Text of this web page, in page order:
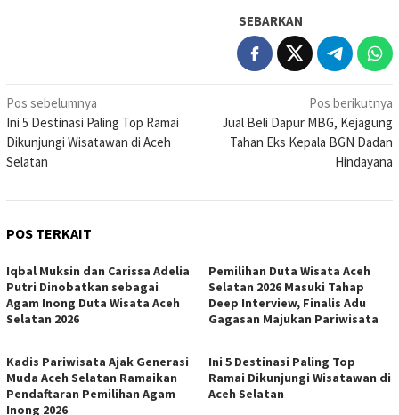
SEBARKAN
Navigasi
pos
Pos sebelumnya
Ini 5 Destinasi Paling Top Ramai
Dikunjungi Wisatawan di Aceh
Selatan
Pos berikutnya
Jual Beli Dapur MBG, Kejagung
Tahan Eks Kepala BGN Dadan
Hindayana
POS TERKAIT
Iqbal Muksin dan Carissa Adelia
Putri Dinobatkan sebagai
Agam Inong Duta Wisata Aceh
Selatan 2026
Pemilihan Duta Wisata Aceh
Selatan 2026 Masuki Tahap
Deep Interview, Finalis Adu
Gagasan Majukan Pariwisata
Kadis Pariwisata Ajak Generasi
Muda Aceh Selatan Ramaikan
Pendaftaran Pemilihan Agam
Inong 2026
Ini 5 Destinasi Paling Top
Ramai Dikunjungi Wisatawan di
Aceh Selatan